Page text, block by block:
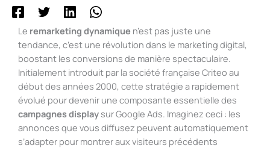
Le remarketing dynamique n’est pas juste une
tendance, c’est une révolution dans le marketing digital,
boostant les conversions de manière spectaculaire.
Initialement introduit par la société française Criteo au
début des années 2000, cette stratégie a rapidement
évolué pour devenir une composante essentielle des
campagnes displaysur Google Ads. Imaginez ceci : les
annonces que vous diffusez peuvent automatiquement
s’adapter pour montrer aux visiteurs précédents